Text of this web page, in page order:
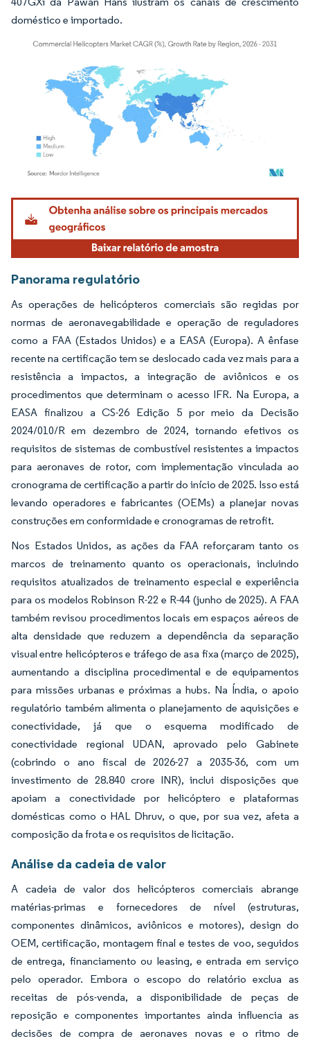
doméstico e importado.
Imagem © Mordor Intelligence. O reuso requer atribuição conforme CC BY 4.0.
Panorama regulatório
As operações de helicópteros comerciais são regidas por
normas de aeronavegabilidade e operação de reguladores
como a FAA (Estados Unidos) e a EASA (Europa). A ênfase
recente na certificação tem se deslocado cada vez mais para a
resistência a impactos, a integração de aviônicos e os
procedimentos que determinam o acesso IFR. Na Europa, a
EASA finalizou a CS-26 Edição 5 por meio da Decisão
2024/010/R em dezembro de 2024, tornando efetivos os
requisitos de sistemas de combustível resistentes a impactos
para aeronaves de rotor, com implementação vinculada ao
cronograma de certificação a partir do início de 2025. Isso está
levando operadores e fabricantes (OEMs) a planejar novas
construções em conformidade e cronogramas de retrofit.
Nos Estados Unidos, as ações da FAA reforçaram tanto os
marcos de treinamento quanto os operacionais, incluindo
requisitos atualizados de treinamento especial e experiência
para os modelos Robinson R-22 e R-44 (junho de 2025). A FAA
também revisou procedimentos locais em espaços aéreos de
alta densidade que reduzem a dependência da separação
visual entre helicópteros e tráfego de asa fixa (março de 2025),
aumentando a disciplina procedimental e de equipamentos
para missões urbanas e próximas a hubs. Na Índia, o apoio
regulatório também alimenta o planejamento de aquisições e
conectividade, já que o esquema modificado de
conectividade regional UDAN, aprovado pelo Gabinete
(cobrindo o ano fiscal de 2026-27 a 2035-36, com um
investimento de 28.840 crore INR), inclui disposições que
apoiam a conectividade por helicóptero e plataformas
domésticas como o HAL Dhruv, o que, por sua vez, afeta a
composição da frota e os requisitos de licitação.
Análise da cadeia de valor
A cadeia de valor dos helicópteros comerciais abrange
matérias-primas e fornecedores de nível (estruturas,
componentes dinâmicos, aviônicos e motores), design do
OEM, certificação, montagem final e testes de voo, seguidos
de entrega, financiamento ou leasing, e entrada em serviço
pelo operador. Embora o escopo do relatório exclua as
receitas de pós-venda, a disponibilidade de peças de
reposição e componentes importantes ainda influencia as
decisões de compra de aeronaves novas e o ritmo de